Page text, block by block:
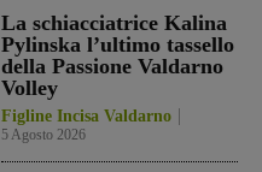
La schiacciatrice Kalina
Pylinska l’ultimo tassello
della Passione Valdarno
Volley
Figline Incisa Valdarno
5 Agosto 2026